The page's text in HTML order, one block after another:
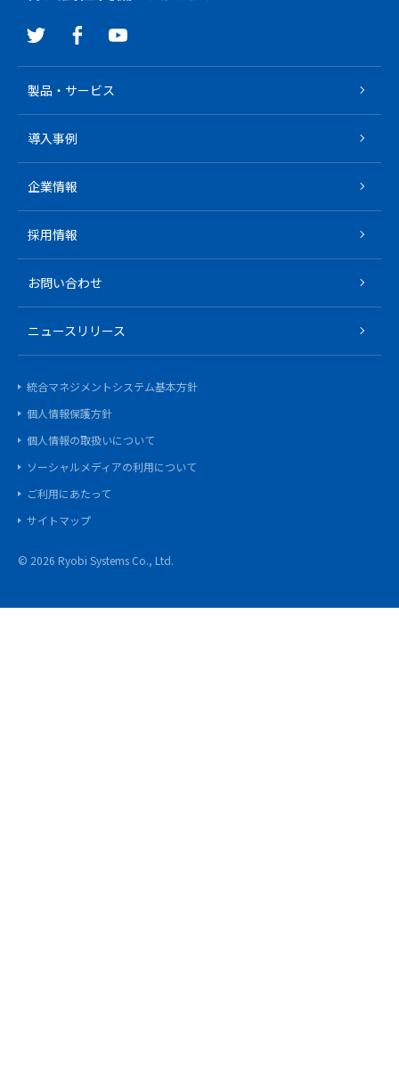
製品・サービス
導入事例
企業情報
採用情報
お問い合わせ
ニュースリリース
統合マネジメントシステム基本方針
個人情報保護方針
個人情報の取扱いについて
ソーシャルメディアの利用について
ご利用にあたって
サイトマップ
© 2026 Ryobi Systems Co., Ltd.